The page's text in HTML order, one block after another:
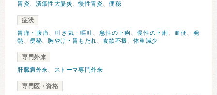
胃炎、 潰瘍性大腸炎、慢性胃炎、便秘
症状
胃痛・腹痛 、 吐き気・嘔吐、 急性の下痢 、慢性の下痢 、 血便、発
熱、便秘、 胸やけ・胃もたれ、食欲不振 、体重減少
専門外来
肝臓病外来、 ストーマ専門外来
専門医・資格